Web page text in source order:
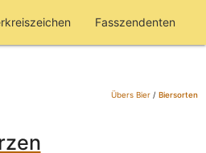
Fasszendenten
Übers Bier/ Biersorten